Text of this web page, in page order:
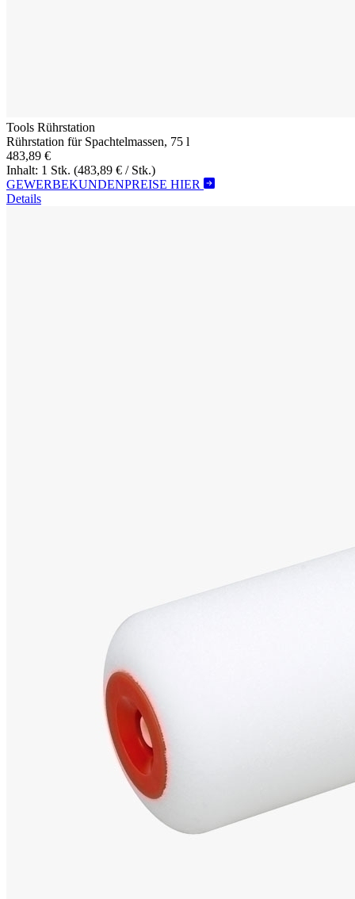
Tools Rührstation
Rührstation für Spachtelmassen, 75 l
483,89 €
Inhalt: 1 Stk. (483,89 € / Stk.)
GEWERBEKUNDENPREISE HIER
Details